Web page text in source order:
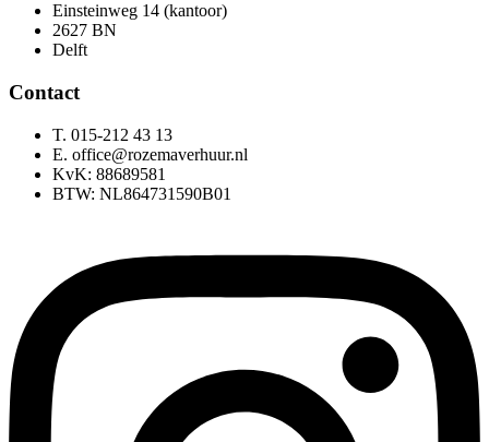
Einsteinweg 14 (kantoor)
2627 BN
Delft
Contact
T. 015-212 43 13
E. office@rozemaverhuur.nl
KvK: 88689581
BTW: NL864731590B01